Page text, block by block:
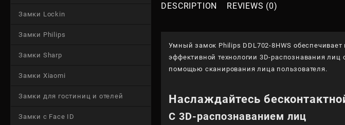
Замки Lockin
Замки Philips
Замки Sharp
Замки Xiaomi
Замки для гостиниц и отелей
Замки с Face ID
DESCRIPTION REVIEWS (0)
Умный замок Philips DDL702-8HWS
эффективной технологии 3D-распознавания лиц
помощью сканирования лица пользователя.
Наслаждайтесь
С 3D-распознаванием лиц